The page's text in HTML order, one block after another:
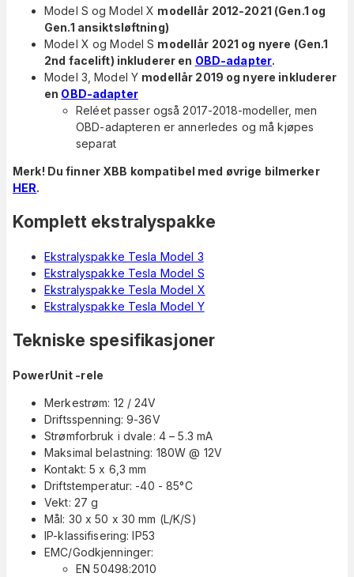
Model S og Model X modellår 2012-2021 (Gen.1 og
Gen.1 ansiktsløftning)
Model X og Model S modellår 2021 og nyere (Gen.1
2nd facelift) inkluderer en OBD-adapter.
Model 3, Model Y modellår 2019 og nyere inkluderer
en OBD-adapter
Reléet passer også 2017-2018-modeller, men
OBD-adapteren er annerledes og må kjøpes
separat
Merk! Du finner XBB kompatibel med øvrige bilmerker
HER.
Komplett ekstralyspakke
Ekstralyspakke Tesla Model 3
Ekstralyspakke Tesla Model S
Ekstralyspakke Tesla Model X
Ekstralyspakke Tesla Model Y
Tekniske spesifikasjoner
PowerUnit -rele
Merkestrøm: 12 / 24V
Driftsspenning: 9-36V
Strømforbruk i dvale: 4 – 5.3 mA
Maksimal belastning: 180W @ 12V
Kontakt: 5 x 6,3 mm
Driftstemperatur: -40 - 85°C
Vekt: 27 g
Mål: 30 x 50 x 30 mm (L/K/S)
IP-klassifisering: IP53
EMC/Godkjenninger:
EN 50498:2010